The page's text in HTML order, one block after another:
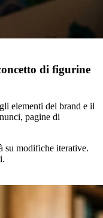
di figurine
elementi del brand e il
pagine di
su modifiche iterative.